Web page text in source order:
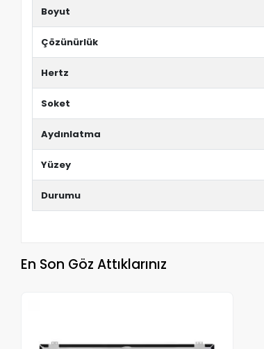
Boyut
Çözünürlük
Hertz
Soket
Aydınlatma
Yüzey
Durumu
En Son Göz Attıklarınız